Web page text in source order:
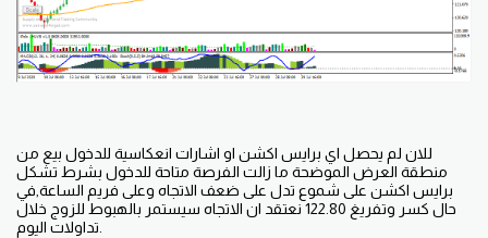
للان لم يحصل اي برايس اكشن او اشارات انعكاسية للدخول بيع من
منطقة العرض الموضحة ما زالت الفرصة متاحة للدخول بشرط تشكل
برايس اكشن على شموع تدل على ضعف الاتجاه وعلى فريم الساعة,في
حال كسر وتفريغ 122.80 نعتقد ان الاتجاه سيستمر بالهبوط للزوج خلال